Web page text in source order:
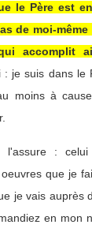
le Père est
de moi-même
accomplit
: je suis dans le
moins à
l'assure :
que je
je vais auprès
en mon